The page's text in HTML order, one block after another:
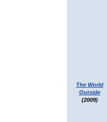
The World
Outside
(2009)